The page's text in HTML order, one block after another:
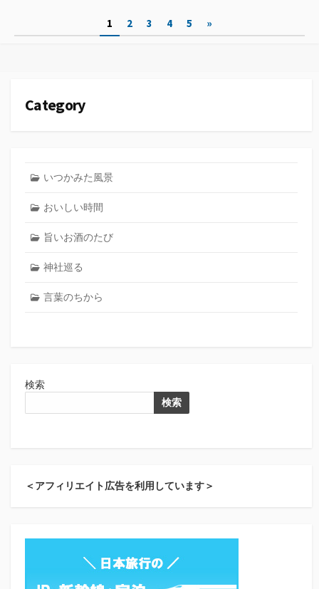
ー
ペ
1 2 3 4 5 »
Category
いつかみた風景
おいしい時間
旨いお酒のたび
神社巡る
言葉のちから
検索
検索
＜アフィリエイト広告を利用しています＞